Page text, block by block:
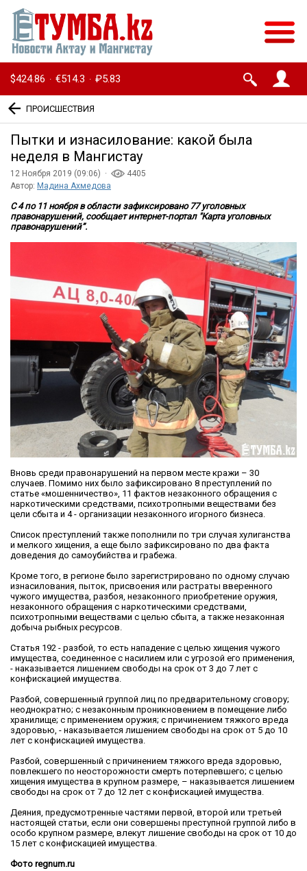
$424.86 · €514.3 · ₽5.83
ПРОИСШЕСТВИЯ
Пытки и изнасилование: какой была
неделя в Мангистау
12 Ноября 2019 (09:06) ·
4405
Автор: Мадина Ахмедова
С 4 по 11 ноября в области зафиксировано 77 уголовных
правонарушений, сообщает интернет-портал "Карта уголовных
правонарушений”.
Вновь среди правонарушений на первом месте кражи – 30
случаев. Помимо них было зафиксировано 8 преступлений по
статье «мошенничество», 11 фактов незаконного обращения с
наркотическими средствами, психотропными веществами без
цели сбыта и 4 - организации незаконного игорного бизнеса.
Список преступлений также пополнили по три случая хулиганства
и мелкого хищения, а еще было зафиксировано по два факта
доведения до самоубийства и грабежа.
Кроме того, в регионе было зарегистрировано по одному случаю
изнасилования, пыток, присвоения или растраты вверенного
чужого имущества, разбоя, незаконного приобретение оружия,
незаконного обращения с наркотическими средствами,
психотропными веществами с целью сбыта, а также незаконная
добыча рыбных ресурсов.
Статья 192 - разбой, то есть нападение с целью хищения чужого
имущества, соединенное с насилием или с угрозой его применения,
- наказывается лишением свободы на срок от 3 до 7 лет с
конфискацией имущества.
Разбой, совершенный группой лиц по предварительному сговору;
неоднократно; с незаконным проникновением в помещение либо
хранилище; с применением оружия; с причинением тяжкого вреда
здоровью, - наказывается лишением свободы на срок от 5 до 10
лет с конфискацией имущества.
Разбой, совершенный с причинением тяжкого вреда здоровью,
повлекшего по неосторожности смерть потерпевшего; с целью
хищения имущества в крупном размере, – наказывается лишением
свободы на срок от 7 до 12 лет с конфискацией имущества.
Деяния, предусмотренные частями первой, второй или третьей
настоящей статьи, если они совершены преступной группой либо в
особо крупном размере, влекут лишение свободы на срок от 10 до
15 лет с конфискацией имущества.
Фото regnum.ru